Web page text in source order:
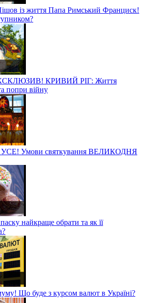
із життя Папа Римський Франциск!
КРИВИЙ РІГ: Життя
попри війну
Умови святкування ВЕЛИКОДНЯ
найкраще обрати та як її
Що буде з курсом валют в Україні?